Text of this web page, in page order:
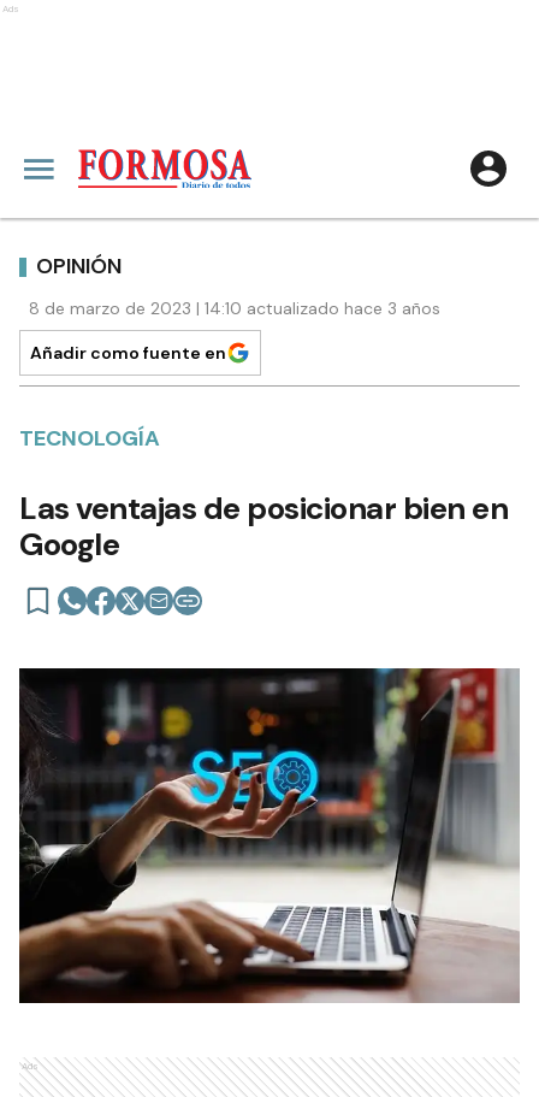
Ads
OPINIÓN
8 de marzo de 2023 | 14:10 actualizado hace 3 años
Añadir como fuente en
TECNOLOGÍA
Las ventajas de posicionar bien en
Google
Ads